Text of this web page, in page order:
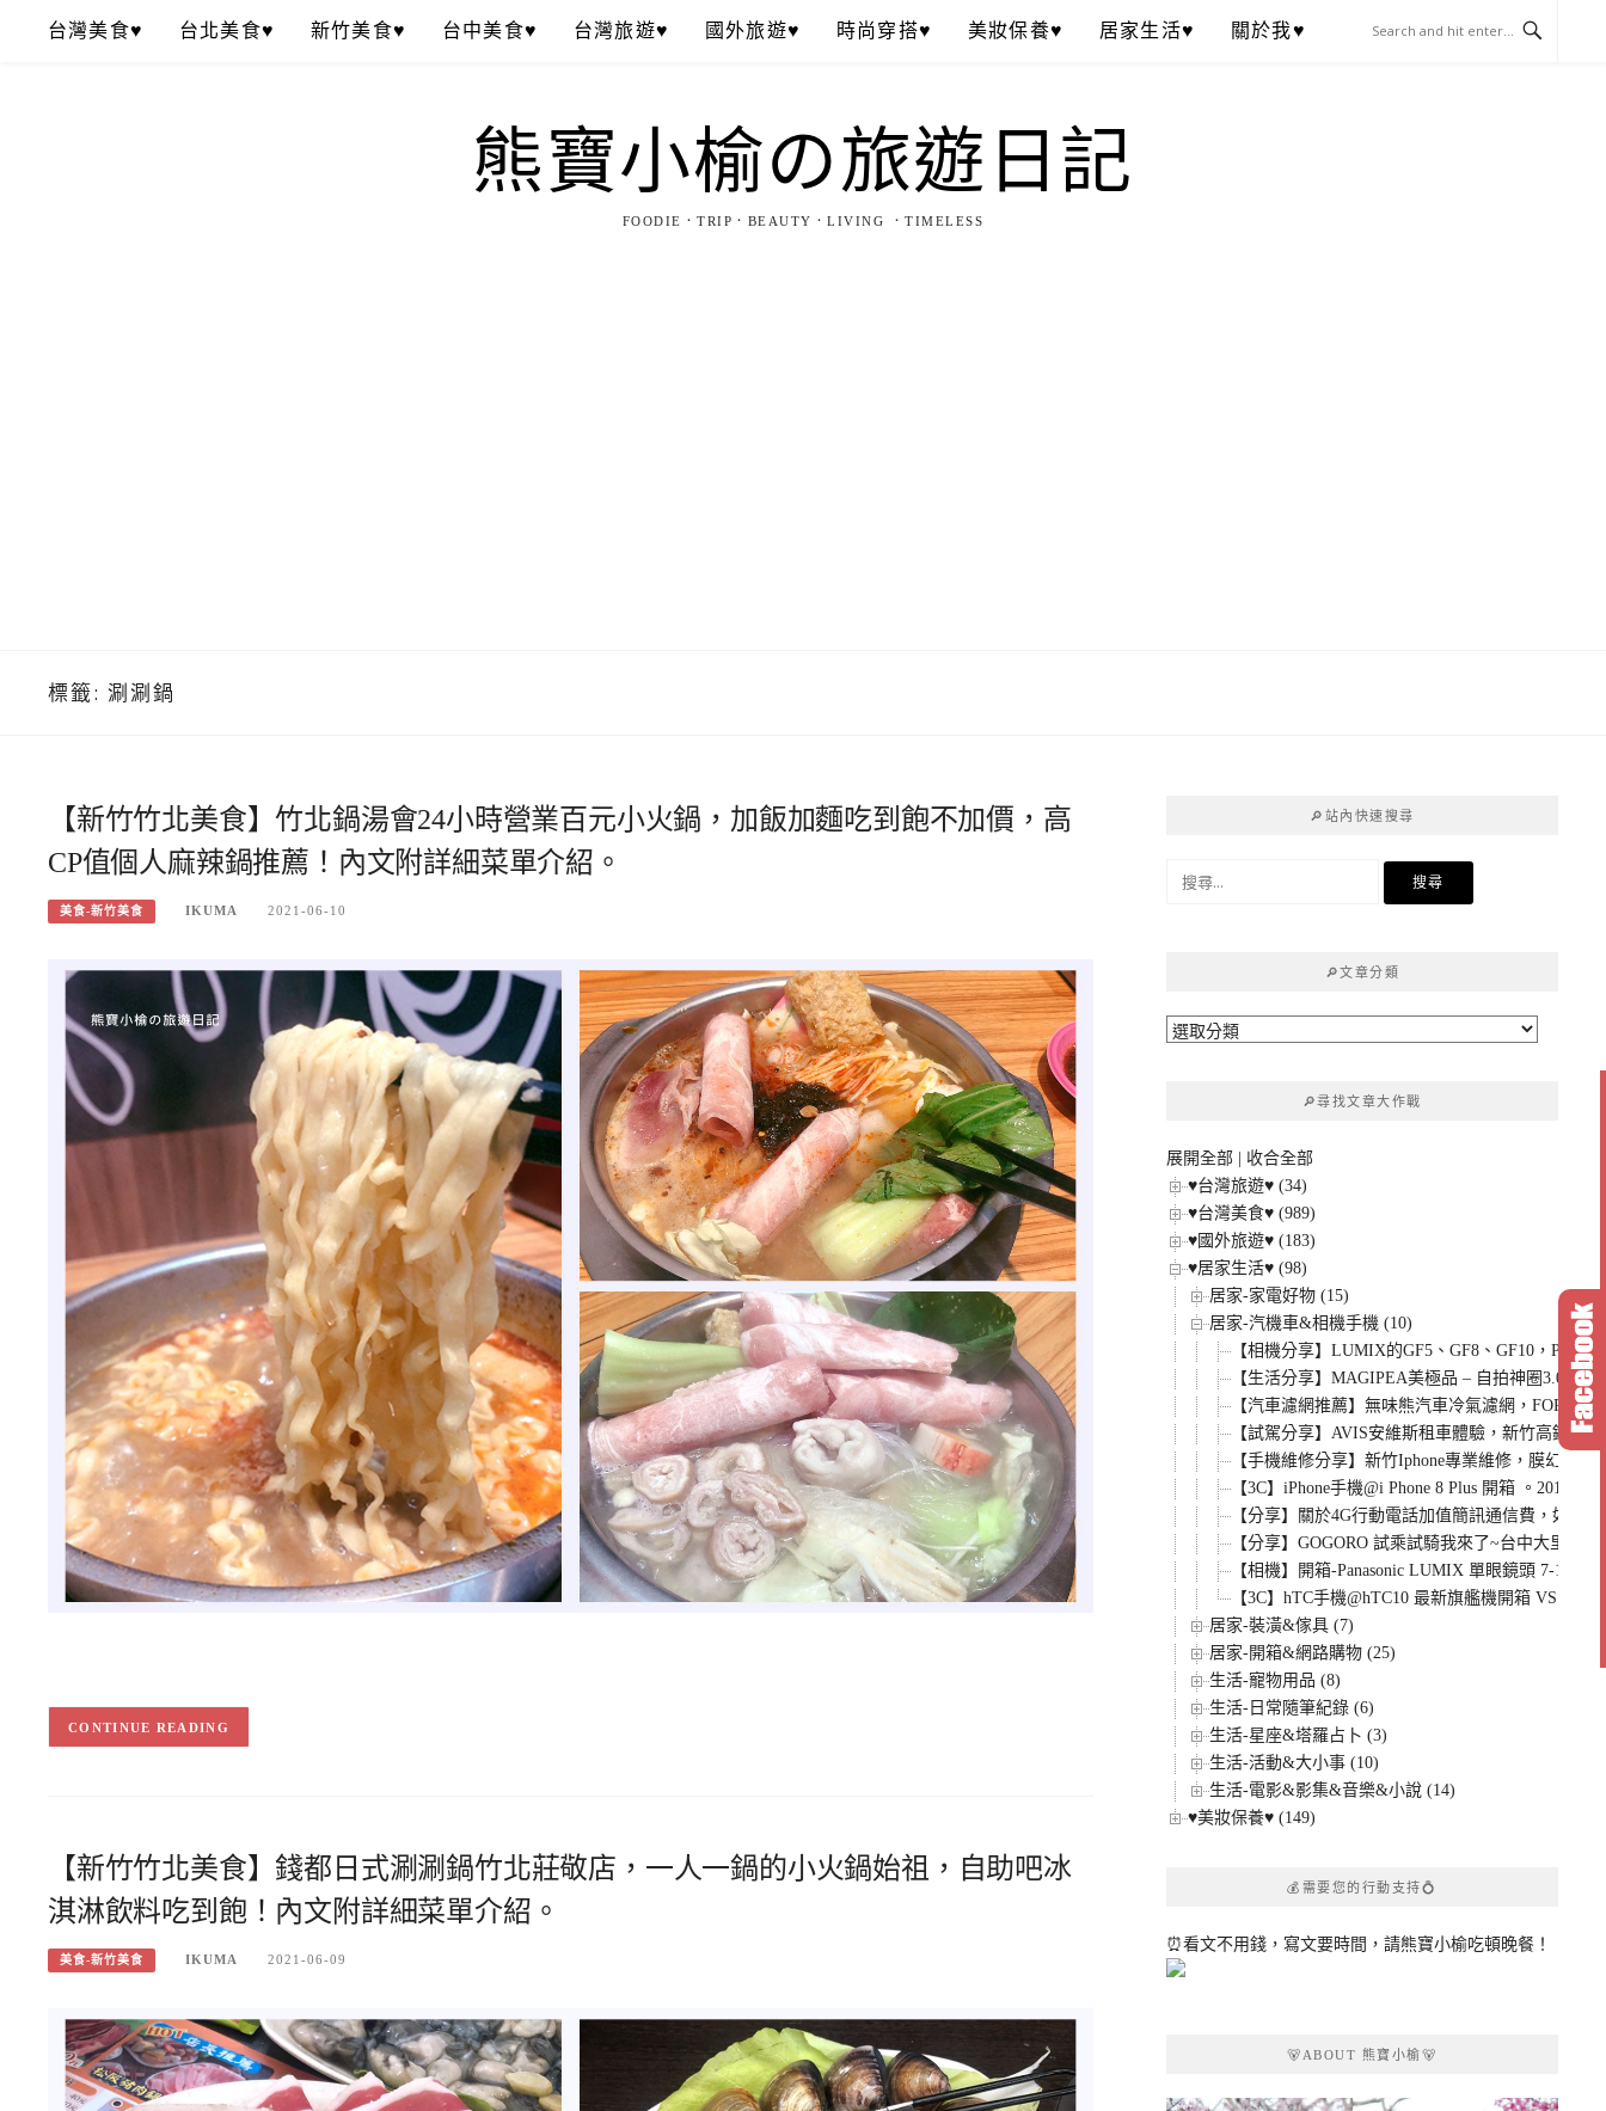
台灣美食♥ 台北美食♥ 新竹美食♥ 台中美食♥ 台灣旅遊♥ 國外旅遊♥ 時尚穿搭♥ 美妝保養♥ 居家生活♥ 關於我♥
熊寶小榆の旅遊日記
FOODIE．TRIP．BEAUTY．LIVING ．TIMELESS
標籤: 涮涮鍋
【新竹竹北美食】竹北鍋湯會24小時營業百元小火鍋，加飯加麵吃到飽不加價，高
CP值個人麻辣鍋推薦！內文附詳細菜單介紹。
美食-新竹美食 IKUMA 2021-06-10
CONTINUE READING
【新竹竹北美食】錢都日式涮涮鍋竹北莊敬店，一人一鍋的小火鍋始祖，自助吧冰
淇淋飲料吃到飽！內文附詳細菜單介紹。
美食-新竹美食 IKUMA 2021-06-09
🔎站內快速搜尋
🔎文章分類
🔎
🔎尋找文章大作戰
展開全部
收合全部
♥台灣旅遊♥ (34)
♥台灣美食♥ (989)
♥國外旅遊♥ (183)
♥居家生活♥ (98)
居家-家電好物 (15)
居家-汽機車&相機手機 (10)
【相機分享】LUMIX的GF5、GF8、GF10，
【生活分享】MAGIPEA美極品 – 自拍神圈3.0，
【汽車濾網推薦】無味熊汽車冷氣濾網，FORD
【試駕分享】AVIS安維斯租車體驗，新竹高鐵店
【手機維修分享】新竹Iphone專業維修，膜幻鎂
【3C】iPhone手機@i Phone 8 Plus 開箱 。2017 聖
【分享】關於4G行動電話加值簡訊通信費，如何
【分享】GOGORO 試乘試騎我來了~台中大里東榮
【相機】開箱-Panasonic LUMIX 單眼鏡頭 7-14mm
【3C】hTC手機@hTC10 最新旗艦機開箱 VS HTC
居家-裝潢&傢具 (7)
居家-開箱&網路購物 (25)
生活-寵物用品 (8)
生活-日常隨筆紀錄 (6)
生活-星座&塔羅占卜 (3)
生活-活動&大小事 (10)
生活-電影&影集&音樂&小說 (14)
♥美妝保養♥ (149)
💰需要您的行動支持💍
⏰看文不用錢，寫文要時間，請熊寶小榆吃頓晚餐！
🐻ABOUT 熊寶小榆🐻